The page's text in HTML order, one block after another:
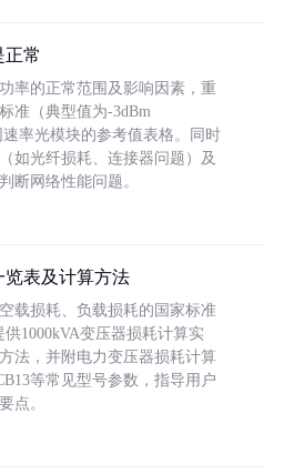
正常
率的正常范围及影响因素，重
准（典型值为-3dBm
率光模块的参考值表格。同时
如光纤损耗、连接器问题）及
断网络性能问题。
表及计算方法
载损耗、负载损耗的国家标准
供1000kVA变压器损耗计算实
法，并附电力变压器损耗计算
等常见型号参数，指导用户
点。